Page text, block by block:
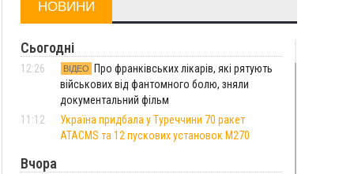
НОВИНИ
Сьогодні
12:26 ВІДЕО
Про франківських лікарів, які рятують
військових від фантомного болю, зняли
документальний фільм
11:12
Україна придбала у Туреччини 70 ракет
ATACMS та 12 пускових установок M270
Вчора